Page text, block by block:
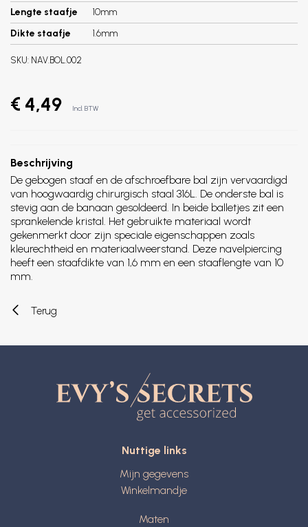
Lengte staafje
10mm
Dikte staafje
1.6mm
SKU: NAV.BOL.002
€ 4,49 Incl. BTW
Beschrijving
De gebogen staaf en de afschroefbare bal zijn vervaardigd
van hoogwaardig chirurgisch staal 316L. De onderste bal is
stevig aan de banaan gesoldeerd. In beide balletjes zit een
sprankelende kristal. Het gebruikte materiaal wordt
gekenmerkt door zijn speciale eigenschappen zoals
kleurechtheid en materiaalweerstand. Deze navelpiercing
heeft een staafdikte van 1,6 mm en een staaflengte van 10
mm.
Terug
Nuttige links
Mijn gegevens
Winkelmandje
Maten